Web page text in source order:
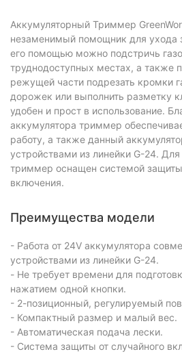
Аккумуляторный Триммер
незаменимый помощник для ухода
его помощью можно подстричь
труднодоступных местах, а также
режущей части подрезать кромки
дорожек или выполнить разметку
удобен и прост в использование.
аккумулятора триммер
работу, а также данный
устройствами из линейки G-24.
триммер оснащен системой защиты
включения.
Преимущества модели
- Работа от 24V аккумулятора
устройствами из линейки G-24.
- Не требует времени для
нажатием одной кнопки.
- 2-позиционный, регулируемый
- Компактный размер и малый вес.
- Автоматическая подача лески.
- Система защиты от случайного